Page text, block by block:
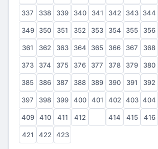
337 338 339 340 341 342 343 344
349 350 351 352 353 354 355 356
361 362 363 364 365 366 367 368
373 374 375 376 377 378 379 380
385 386 387 388 389 390 391 392
397 398 399 400 401 402 403 404
409 410 411 412 414 415 416
421 422 423